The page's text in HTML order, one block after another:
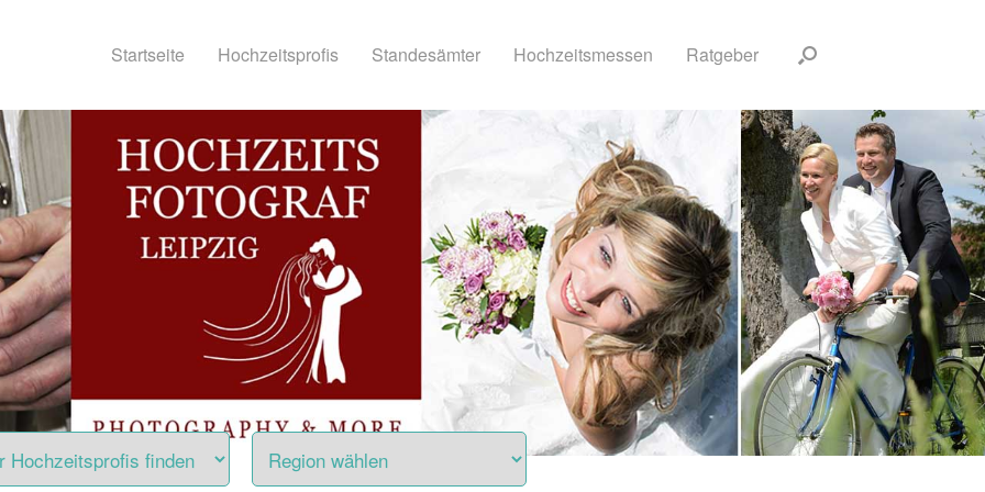
Startseite Hochzeitsprofis Standesämter Hochzeitsmessen Ratgeber